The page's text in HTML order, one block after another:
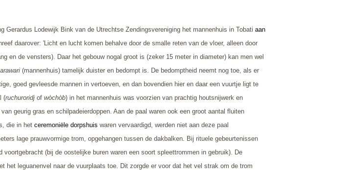
Gerardus Lodewijk Bink van de Utrechtse Zendingsvereniging het mannenhuis in Tobati aan
daarover: 'Licht en lucht komen behalve door de smalle reten van de vloer, alleen door
en de vensters). Daar het gebouw nogal groot is (zeker 15 meter in diameter) kan men wel
(mannenhuis) tamelijk duister en bedompt is. De bedomptheid neemt nog toe, als er
goed gevleesde mannen in vertoeven, en dan bovendien hier en daar een vuurtje ligt te
(ruchuroridj of wòchòb) in het mannenhuis was voorzien van prachtig houtsnijwerk en
geurig gras en schilpadeierdoppen. Aan de paal waren ook een groot aantal fluiten
die in het ceremoniële dorpshuis waren vervaardigd, werden niet aan deze paal
lage prauwvormige trom, opgehangen tussen de dakbalken. Bij rituele gebeurtenissen
(bij de oostelijke buren waren een soort spleettrommen in gebruik). De
het leguanenvel naar de vuurplaats toe. Dit zorgde er voor dat het vel strak om de trom